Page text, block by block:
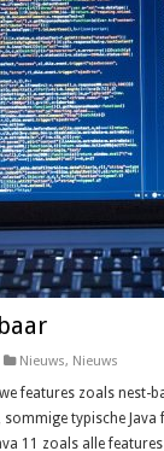
Nieuws, Nieuws
features zoals
typische
11 zoals alle